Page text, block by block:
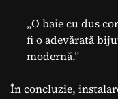
„O baie cu dus
fi o adevărată
modernă.”
În concluzie,